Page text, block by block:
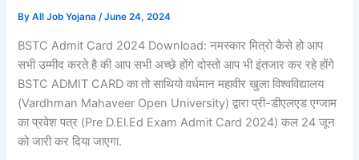
ByAll Job Yojana/June 24, 2024
BSTC Admit Card 2024 Download: नमस्कार मित्रो कैसे हो आप
सभी उम्मीद करते है की आप सभी अच्छे होंगे दोस्तो आप भी इंतजार कर रहे होंगे
BSTC ADMIT CARD का तो साथियो वर्धमान महावीर खुला विश्वविद्यालय
(Vardhman Mahaveer Open University) द्वारा प्री-डीएलएड एग्जाम
का प्रवेश पत्र (Pre D.El.Ed Exam Admit Card 2024) कल 24 जून
को जारी कर दिया जाएगा.